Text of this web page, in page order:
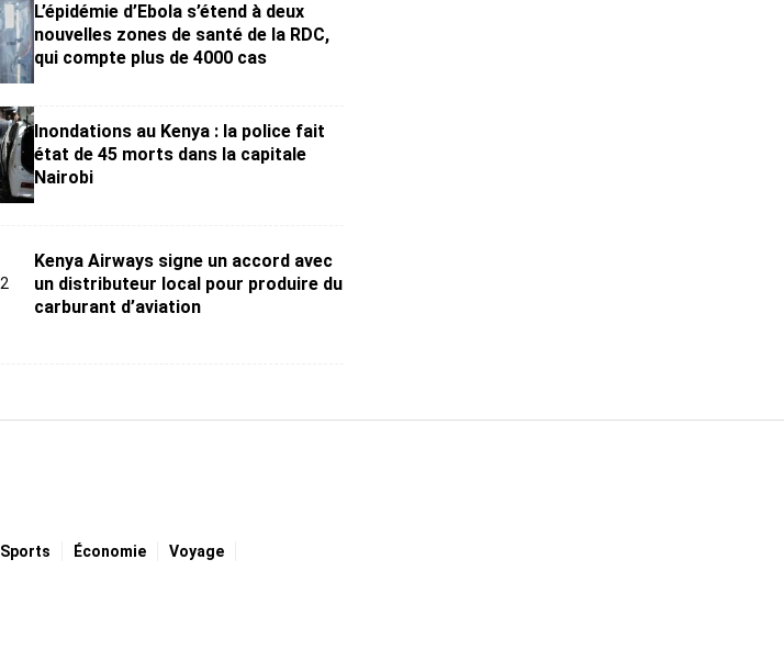
L’épidémie d’Ebola s’étend à deux
nouvelles zones de santé de la RDC,
qui compte plus de 4000 cas
Inondations au Kenya : la police fait
état de 45 morts dans la capitale
Nairobi
Kenya Airways signe un accord avec
un distributeur local pour produire du
carburant d’aviation
Sports Économie Voyage